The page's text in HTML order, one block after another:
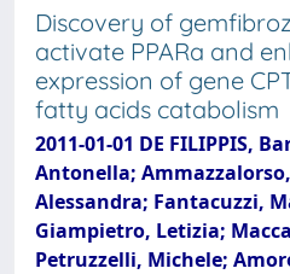
Discovery of
activate PPARa and
expression of gene
fatty acids catabolism
2011-01-01 DE FILIPPIS,
Antonella;
Alessandra; Fantacuzzi,
Giampietro, Letizia;
Petruzzelli, Michele;